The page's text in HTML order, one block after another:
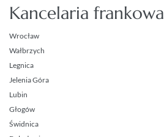
Kancelaria frankowa
Wrocław
Wałbrzych
Legnica
Jelenia Góra
Lubin
Głogów
Świdnica